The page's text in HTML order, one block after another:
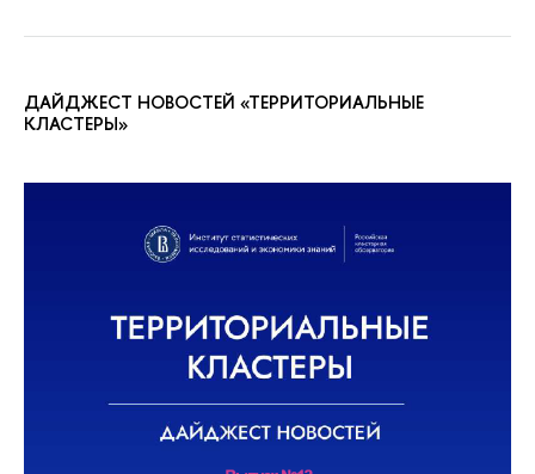
ДАЙДЖЕСТ НОВОСТЕЙ «ТЕРРИТОРИАЛЬНЫЕ
КЛАСТЕРЫ»